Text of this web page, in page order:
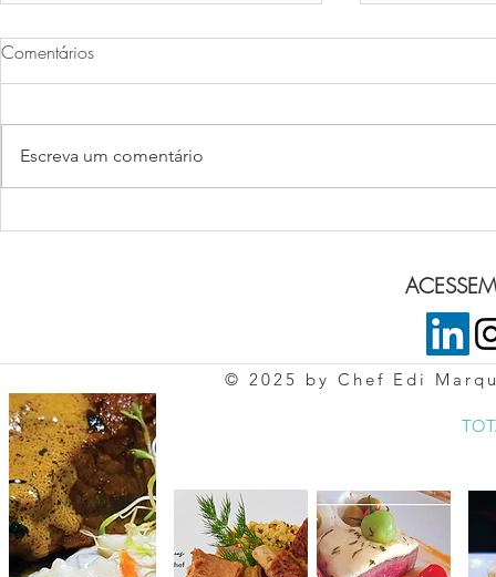
Comentários
Escreva um comentário
© 2025 by Chef Edi